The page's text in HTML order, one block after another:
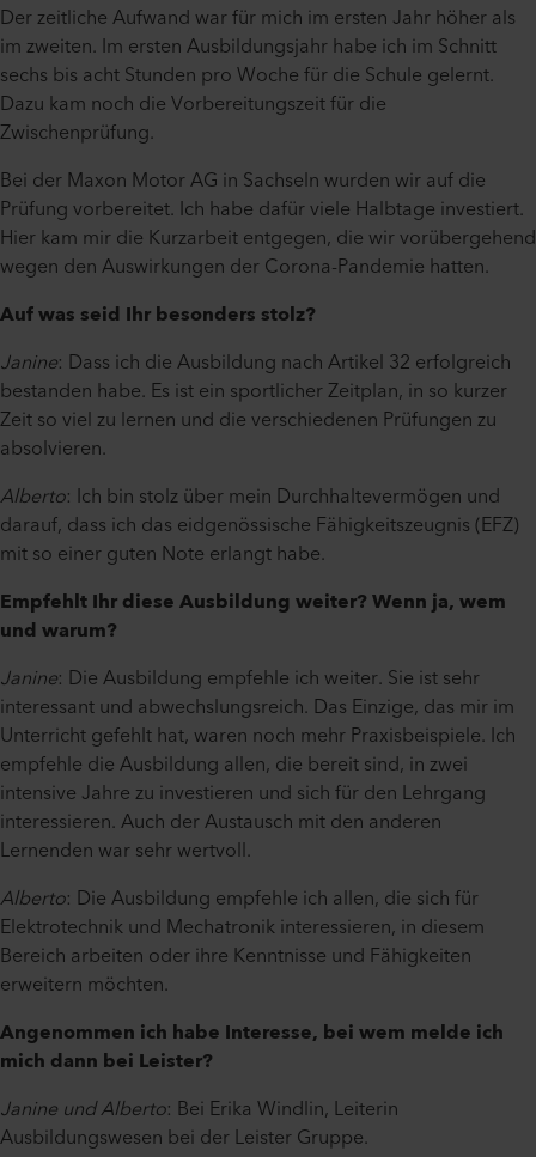
Der zeitliche Aufwand war für mich im ersten Jahr höher als
im zweiten. Im ersten Ausbildungsjahr habe ich im Schnitt
sechs bis acht Stunden pro Woche für die Schule gelernt.
Dazu kam noch die Vorbereitungszeit für die
Zwischenprüfung.
Bei der Maxon Motor AG in Sachseln wurden wir auf die
Prüfung vorbereitet. Ich habe dafür viele Halbtage investiert.
Hier kam mir die Kurzarbeit entgegen, die wir vorübergehend
wegen den Auswirkungen der Corona-Pandemie hatten.
Auf was seid Ihr besonders stolz?
Janine: Dass ich die Ausbildung nach Artikel 32 erfolgreich
bestanden habe. Es ist ein sportlicher Zeitplan, in so kurzer
Zeit so viel zu lernen und die verschiedenen Prüfungen zu
absolvieren.
Alberto: Ich bin stolz über mein Durchhaltevermögen und
darauf, dass ich das eidgenössische Fähigkeitszeugnis (EFZ)
mit so einer guten Note erlangt habe.
Empfehlt Ihr diese Ausbildung weiter? Wenn ja, wem
und warum?
Janine: Die Ausbildung empfehle ich weiter. Sie ist sehr
interessant und abwechslungsreich. Das Einzige, das mir im
Unterricht gefehlt hat, waren noch mehr Praxisbeispiele. Ich
empfehle die Ausbildung allen, die bereit sind, in zwei
intensive Jahre zu investieren und sich für den Lehrgang
interessieren. Auch der Austausch mit den anderen
Lernenden war sehr wertvoll.
Alberto: Die Ausbildung empfehle ich allen, die sich für
Elektrotechnik und Mechatronik interessieren, in diesem
Bereich arbeiten oder ihre Kenntnisse und Fähigkeiten
erweitern möchten.
Angenommen ich habe Interesse, bei wem melde ich
mich dann bei Leister?
Janine und Alberto: Bei Erika Windlin, Leiterin
Ausbildungswesen bei der Leister Gruppe.